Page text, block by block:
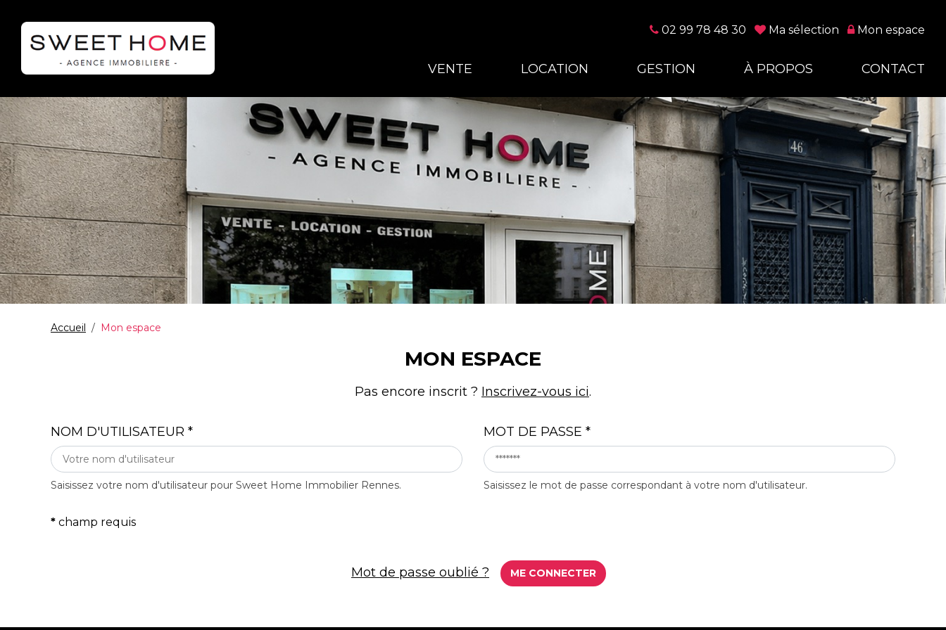
02 99 78 48 30 Ma sélection Mon espace
VENTE LOCATION GESTION À PROPOS CONTACT
Accueil Mon espace
MON ESPACE
Pas encore inscrit ? Inscrivez-vous ici.
NOM D'UTILISATEUR *
Saisissez votre nom d'utilisateur pour Sweet Home Immobilier Rennes.
MOT DE PASSE *
Saisissez le mot de passe correspondant à votre nom d'utilisateur.
* champ requis
Mot de passe oublié ? ME CONNECTER
VENTE
LOCATION
GESTION
À PROPOS
CONTACT